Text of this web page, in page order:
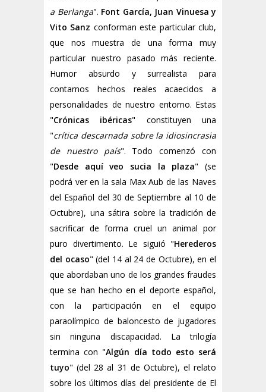
a Berlanga". Font García, Juan Vinuesa y
Vito Sanz conforman este particular club,
que nos muestra de una forma muy
particular nuestro pasado más reciente.
Humor absurdo y surrealista para
contarnos hechos reales acaecidos a
personalidades de nuestro entorno. Estas
"Crónicas ibéricas" constituyen una
"crítica descarnada sobre la idiosincrasia
de nuestro país". Todo comenzó con
"Desde aquí veo sucia la plaza" (se
podrá ver en la sala Max Aub de las Naves
del Español del 30 de Septiembre al 10 de
Octubre), una sátira sobre la tradición de
sacrificar de forma cruel un animal por
puro divertimento. Le siguió "Herederos
del ocaso" (del 14 al 24 de Octubre), en el
que abordaban uno de los grandes fraudes
que se han hecho en el deporte español,
con la participación en el equipo
paraolímpico de baloncesto de jugadores
sin ninguna discapacidad. La trilogía
termina con "Algún día todo esto será
tuyo" (del 28 al 31 de Octubre), el relato
sobre los últimos días del presidente de El